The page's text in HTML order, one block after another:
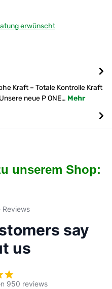
erwünscht
Kraft – Totale Kontrolle Kraft
neue P ONE… Mehr
unserem Shop: